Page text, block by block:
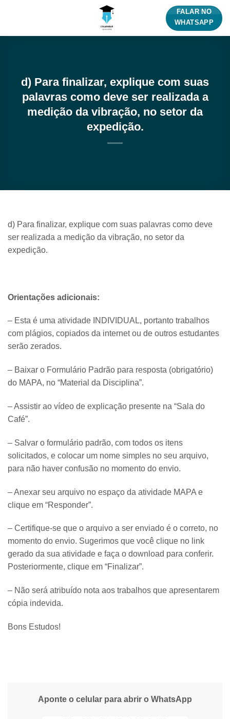
FALAR NO
WHATSAPP
d) Para finalizar, explique com suas
palavras como deve ser realizada a
medição da vibração, no setor da
expedição.
d) Para finalizar, explique com suas palavras como deve
ser realizada a medição da vibração, no setor da
expedição.
Orientações adicionais:
– Esta é uma atividade INDIVIDUAL, portanto trabalhos
com plágios, copiados da internet ou de outros estudantes
serão zerados.
– Baixar o Formulário Padrão para resposta (obrigatório)
do MAPA, no “Material da Disciplina”.
– Assistir ao vídeo de explicação presente na “Sala do
Café”.
– Salvar o formulário padrão, com todos os itens
solicitados, e colocar um nome simples no seu arquivo,
para não haver confusão no momento do envio.
– Anexar seu arquivo no espaço da atividade MAPA e
clique em “Responder”.
– Certifique-se que o arquivo a ser enviado é o correto, no
momento do envio. Sugerimos que você clique no link
gerado da sua atividade e faça o download para conferir.
Posteriormente, clique em “Finalizar”.
– Não será atribuído nota aos trabalhos que apresentarem
cópia indevida.
Bons Estudos!
Aponte o celular para abrir o WhatsApp